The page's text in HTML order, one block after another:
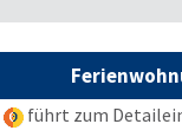
führt zum